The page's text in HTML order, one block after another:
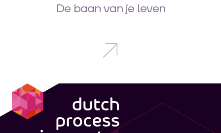
De baan van je leven